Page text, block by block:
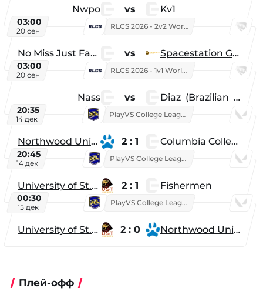
Nwpo vs Kv1
03:00
20 сен
RLCS 2026 - 2v2 World Championship
No Miss Just Fake vs Spacestation Gaming
03:00
20 сен
RLCS 2026 - 1v1 World Championship
Nass vs Diaz_(Brazilian_Player)
20:35
14 дек
PlayVS College League 2025: Fall
Northwood University 2 : 1 Columbia College
20:45
14 дек
PlayVS College League 2025: Fall
University of St. Thomas 2 : 1 Fishermen
00:30
15 дек
PlayVS College League 2025: Fall
University of St. Thomas 2 : 0 Northwood University
Плей-офф